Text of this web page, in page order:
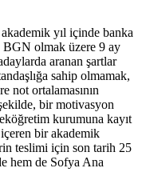
yıl içinde banka
olmak üzere 9 ay
aranan şartlar
sahip olmamak,
not ortalamasının
bir motivasyon
kurumuna kayıt
içeren bir akademik
teslimi için son tarih 25
hem de Sofya Ana